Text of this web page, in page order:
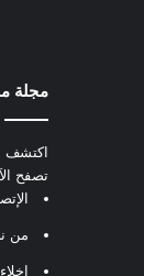
مجلة
اكتشف
تصفح
من